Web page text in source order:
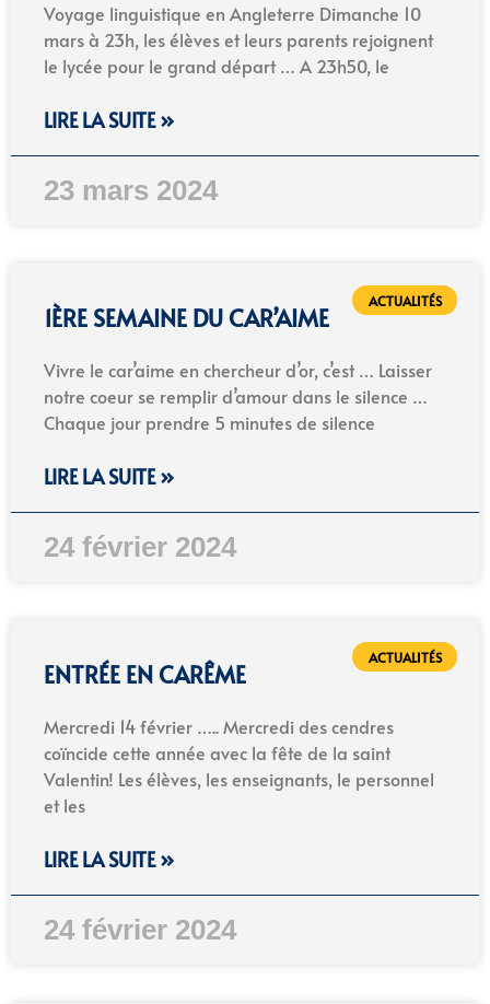
Voyage linguistique en Angleterre Dimanche 10
mars à 23h, les élèves et leurs parents rejoignent
le lycée pour le grand départ … A 23h50, le
LIRE LA SUITE »
23 mars 2024
ACTUALITÉS
1ÈRE SEMAINE DU CAR’AIME
Vivre le car’aime en chercheur d’or, c’est … Laisser
notre coeur se remplir d’amour dans le silence …
Chaque jour prendre 5 minutes de silence
LIRE LA SUITE »
24 février 2024
ACTUALITÉS
ENTRÉE EN CARÊME
Mercredi 14 février ….. Mercredi des cendres
coïncide cette année avec la fête de la saint
Valentin! Les élèves, les enseignants, le personnel
et les
LIRE LA SUITE »
24 février 2024